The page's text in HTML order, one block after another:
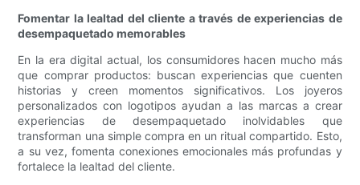
Fomentar la lealtad del cliente a través de experiencias de
desempaquetado memorables
En la era digital actual, los consumidores hacen mucho más
que comprar productos: buscan experiencias que cuenten
historias y creen momentos significativos. Los joyeros
personalizados con logotipos ayudan a las marcas a crear
experiencias de desempaquetado inolvidables que
transforman una simple compra en un ritual compartido. Esto,
a su vez, fomenta conexiones emocionales más profundas y
fortalece la lealtad del cliente.